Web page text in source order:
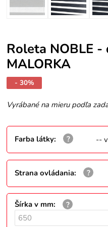
Roleta NOBLE
MALORKA
- 30%
Vyrábané na mieru podľa
Farba látky: --
Strana ovládania:
Šírka v mm: